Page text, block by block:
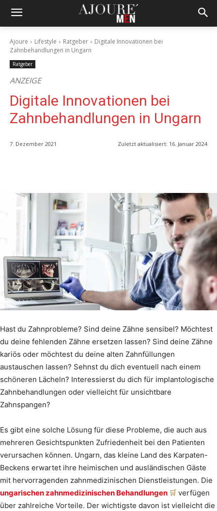
Ajoure Lifestyle Ratgeber
Digitale Innovationen bei
Zahnbehandlungen in Ungarn
Ratgeber
ANZEIGE
Digitale Innovationen bei
Zahnbehandlungen in Ungarn
7. Dezember 2021 Zuletzt aktualisiert: 16. Januar 2024
Hast du Zahnprobleme? Sind deine Zähne sensibel? Möchtest
du deine fehlenden Zähne ersetzen lassen? Sind deine Zähne
kariös oder möchtest du deine alten Zahnfüllungen
austauschen lassen? Sehnst du dich eventuell nach einem
schöneren Lächeln? Interessierst du dich für implantologische
Zahnbehandlungen oder vielleicht für unsichtbare
Zahnspangen?
Es gibt eine solche Lösung für diese Probleme, die auch aus
mehreren Gesichtspunkten Zufriedenheit bei den Patienten
verursachen können. Ungarn, das kleine Land des Karpaten-
Beckens erwartet ihre heimischen und ausländischen Gäste
mit hervorragenden zahnmedizinischen Dienstleistungen. Die
ungarischen zahnmedizinischen Behandlungen
verfügen
über zahlreiche Vorteile. Der wichtigste davon ist vielleicht die